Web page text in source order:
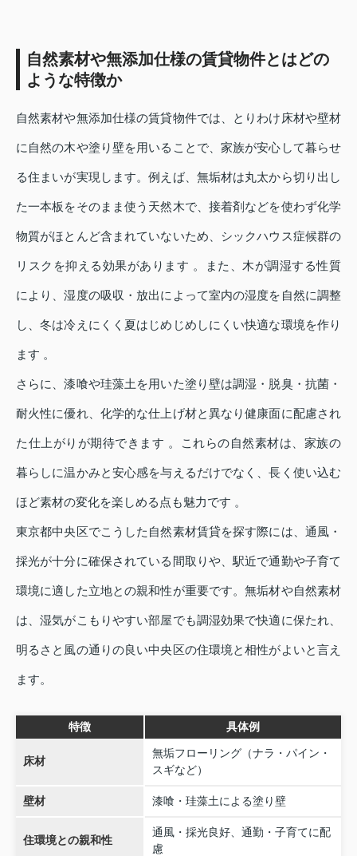
自然素材や無添加仕様の賃貸物件とはどの
ような特徴か
自然素材や無添加仕様の賃貸物件では、とりわけ床材や壁材
に自然の木や塗り壁を用いることで、家族が安心して暮らせ
る住まいが実現します。例えば、無垢材は丸太から切り出し
た一本板をそのまま使う天然木で、接着剤などを使わず化学
物質がほとんど含まれていないため、シックハウス症候群の
リスクを抑える効果があります 。また、木が調湿する性質
により、湿度の吸収・放出によって室内の湿度を自然に調整
し、冬は冷えにくく夏はじめじめしにくい快適な環境を作り
ます 。
さらに、漆喰や珪藻土を用いた塗り壁は調湿・脱臭・抗菌・
耐火性に優れ、化学的な仕上げ材と異なり健康面に配慮され
た仕上がりが期待できます 。これらの自然素材は、家族の
暮らしに温かみと安心感を与えるだけでなく、長く使い込む
ほど素材の変化を楽しめる点も魅力です 。
東京都中央区でこうした自然素材賃貸を探す際には、通風・
採光が十分に確保されている間取りや、駅近で通勤や子育て
環境に適した立地との親和性が重要です。無垢材や自然素材
は、湿気がこもりやすい部屋でも調湿効果で快適に保たれ、
明るさと風の通りの良い中央区の住環境と相性がよいと言え
ます。
特徴 具体例
床材
無垢フローリング（ナラ・パイン・
スギなど）
壁材 漆喰・珪藻土による塗り壁
住環境との親和性
通風・採光良好、通勤・子育てに配
慮